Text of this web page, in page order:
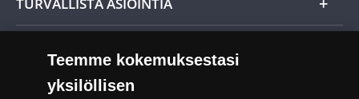
Tuotteiden toimittaminen
Palautusoikeus
Tee peruutusilmoitus
Turvallinen kumppani
Aitous- ja laatutakuu
14 päivän palautusoikeus
Teemme kokemuksestasi
yksilöllisen